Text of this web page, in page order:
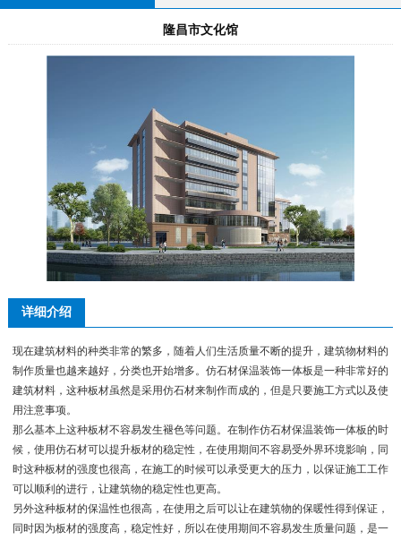
隆昌市文化馆
详细介绍
现在建筑材料的种类非常的繁多，随着人们生活质量不断的提升，建筑物材料的
制作质量也越来越好，分类也开始增多。仿石材保温装饰一体板是一种非常好的
建筑材料，这种板材虽然是采用仿石材来制作而成的，但是只要施工方式以及使
用注意事项。
那么基本上这种板材不容易发生褪色等问题。在制作仿石材保温装饰一体板的时
候，使用仿石材可以提升板材的稳定性，在使用期间不容易受外界环境影响，同
时这种板材的强度也很高，在施工的时候可以承受更大的压力，以保证施工工作
可以顺利的进行，让建筑物的稳定性也更高。
另外这种板材的保温性也很高，在使用之后可以让在建筑物的保暖性得到保证，
同时因为板材的强度高，稳定性好，所以在使用期间不容易发生质量问题，是一